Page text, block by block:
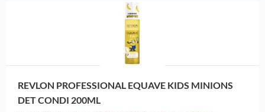
REVLON PROFESSIONAL EQUAVE KIDS MINIONS
DET CONDI 200ML